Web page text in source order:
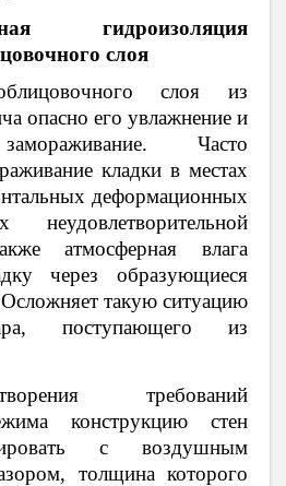
гидроизоляция
слоя
слоя из
опасно его увлажнение и
Часто
кладки в местах
деформационных
атмосферная влага
через образующиеся
такую ситуацию
поступающего из
требований
конструкцию стен
с воздушным
толщина которого